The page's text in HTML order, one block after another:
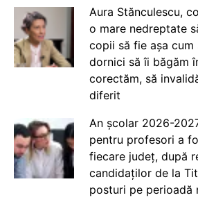
Aura Stănculescu,
o mare nedreptate
copii să fie așa cum
dornici să îi băgăm
corectăm, să
diferit
An școlar 2026-
pentru profesori a
fiecare județ, după
candidaților de la
posturi pe perioadă